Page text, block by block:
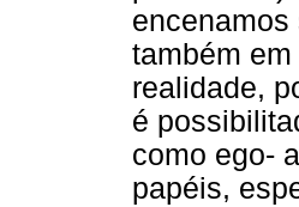
também
realidade,
é
como ego-
papéis,